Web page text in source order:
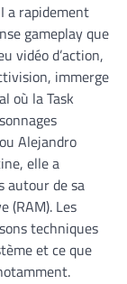
a rapidement
gameplay que
vidéo d’action,
immerge
où la Task
Alejandro
elle a
autour de sa
(RAM). Les
techniques
et ce que